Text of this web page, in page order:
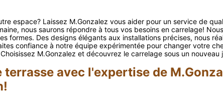
espace? Laissez M.Gonzalez vous aider pour un service de
nous saurons répondre à tous vos besoins en carrelage!
formes. Des designs élégants aux installations précises, nous
confiance à notre équipe expérimentée pour changer votre
M.Gonzalez et découvrez le carrelage sous un nouveau
avec l'expertise de